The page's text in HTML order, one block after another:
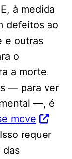
à medida
defeitos ao
e outras
o
a morte.
— para ver
—, é
move
requer
das